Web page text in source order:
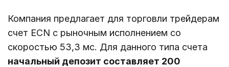
Компания предлагает для торговли трейдерам
счет ECN с рыночным исполнением со
скоростью 53,3 мс. Для данного типа счета
начальный депозит составляет 200